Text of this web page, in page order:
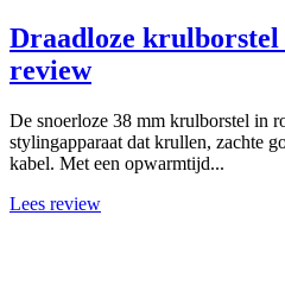
Draadloze krulborstel
review
De snoerloze 38 mm krulborstel in
stylingapparaat dat krullen, zachte
kabel. Met een opwarmtijd...
Lees review